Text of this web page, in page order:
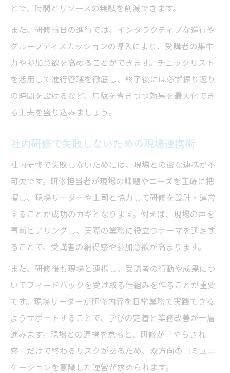
とで、時間とリソースの無駄を削減できます。
また、研修当日の進行では、インタラクティブな進行や
グループディスカッションの導入により、受講者の集中
力や参加意欲を高めることができます。チェックリスト
を活用して進行管理を徹底し、終了後には必ず振り返り
の時間を設けるなど、無駄を省きつつ効果を最大化でき
る工夫を盛り込みましょう。
社内研修で失敗しないための現場連携術
社内研修で失敗しないためには、現場との密な連携が不
可欠です。研修担当者が現場の課題やニーズを正確に把
握し、現場リーダーや上司と協力して研修を設計・運営
することが成功のカギとなります。例えば、現場の声を
事前ヒアリングし、実際の業務に役立つテーマを選定す
ることで、受講者の納得感や参加意欲が高まります。
また、研修後も現場と連携し、受講者の行動や成果につ
いてフィードバックを受け取る仕組みを作ることが重要
です。現場リーダーが研修内容を日常業務で実践できる
ようサポートすることで、学びの定着と業務改善が一層
進みます。現場との連携を怠ると、研修が「やらされ
感」だけで終わるリスクがあるため、双方向のコミュニ
ケーションを意識した運営が求められます。